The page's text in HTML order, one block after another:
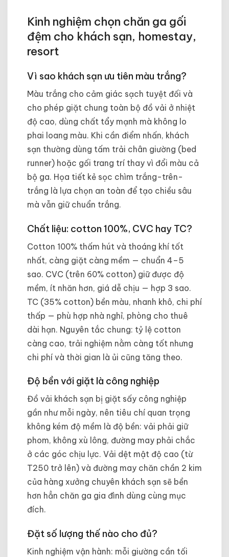
Kinh nghiệm chọn chăn ga gối
đệm cho khách sạn, homestay,
resort
Vì sao khách sạn ưu tiên màu trắng?
Màu trắng cho cảm giác sạch tuyệt đối và
cho phép giặt chung toàn bộ đồ vải ở nhiệt
độ cao, dùng chất tẩy mạnh mà không lo
phai loang màu. Khi cần điểm nhấn, khách
sạn thường dùng tấm trải chân giường (bed
runner) hoặc gối trang trí thay vì đổi màu cả
bộ ga. Họa tiết kẻ sọc chìm trắng-trên-
trắng là lựa chọn an toàn để tạo chiều sâu
mà vẫn giữ chuẩn trắng.
Chất liệu: cotton 100%, CVC hay TC?
Cotton 100% thấm hút và thoáng khí tốt
nhất, càng giặt càng mềm — chuẩn 4–5
sao. CVC (trên 60% cotton) giữ được độ
mềm, ít nhăn hơn, giá dễ chịu — hợp 3 sao.
TC (35% cotton) bền màu, nhanh khô, chi phí
thấp — phù hợp nhà nghỉ, phòng cho thuê
dài hạn. Nguyên tắc chung: tỷ lệ cotton
càng cao, trải nghiệm nằm càng tốt nhưng
chi phí và thời gian là ủi cũng tăng theo.
Độ bền với giặt là công nghiệp
Đồ vải khách sạn bị giặt sấy công nghiệp
gần như mỗi ngày, nên tiêu chí quan trọng
không kém độ mềm là độ bền: vải phải giữ
phom, không xù lông, đường may phải chắc
ở các góc chịu lực. Vải dệt mật độ cao (từ
T250 trở lên) và đường may chăn chần 2 kim
của hàng xưởng chuyên khách sạn sẽ bền
hơn hẳn chăn ga gia đình dùng cùng mục
đích.
Đặt số lượng thế nào cho đủ?
Kinh nghiệm vận hành: mỗi giường cần tối